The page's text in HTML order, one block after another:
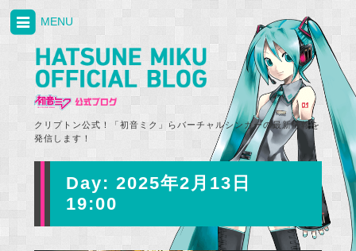
クリプトン公式！「初音ミク」らバーチャルシンガーの最新情報を
発信します！
MENU
Day: 2025年2月13日
19:00